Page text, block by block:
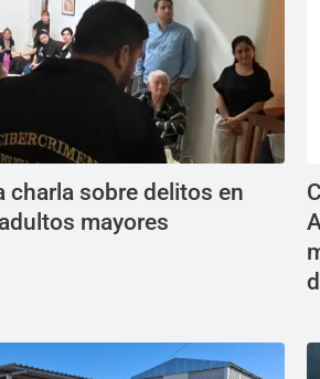
charla sobre delitos en
mayores